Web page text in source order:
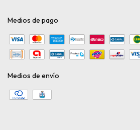
Medios de pago
Medios de envío